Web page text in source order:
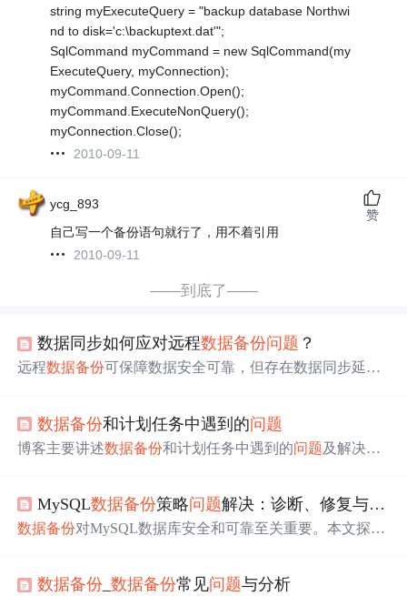
string myExecuteQuery = "backup database Northwi
nd to disk='c:\backuptext.dat'";
SqlCommand myCommand = new SqlCommand(my
ExecuteQuery, myConnection);
myCommand.Connection.Open();
myCommand.ExecuteNonQuery();
myConnection.Close();
2010-09-11
ycg_893
自己写一个备份语句就行了，用不着引用
2010-09-11
赞
——到底了——
数据同步如何应对远程数据备份问题 ？
远程数据备份可保障数据安全可靠，但存在数据同步延
及乐观锁、悲观锁处理冲突，还提及分布式计算和数据压
缩优化效率与稳定性。
数据备份和计划任务中遇到的问题
博客主要讲述数据备份和计划任务中遇到的问题及解决办
存，删除重建root文件后可保存，但脚本单独能执行，做计
划任务却不行，经尝试最终解决。
MySQL数据备份策略问题解决：诊断、修复与优化
数据备份对MySQL数据库安全和可靠至关重要。本文探讨
修复问题的措施，如解决备份失败、优化性能等，最后说
数据备份 _数据备份常见问题与分析